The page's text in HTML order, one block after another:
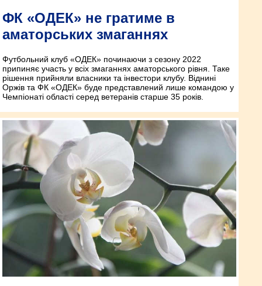
ФК «ОДЕК» не гратиме в
аматорських змаганнях
Футбольний клуб «ОДЕК» починаючи з сезону 2022
припиняє участь у всіх змаганнях аматорського рівня. Таке
рішення прийняли власники та інвестори клубу. Віднині
Оржів та ФК «ОДЕК» буде представлений лише командою у
Чемпіонаті області серед ветеранів старше 35 років.